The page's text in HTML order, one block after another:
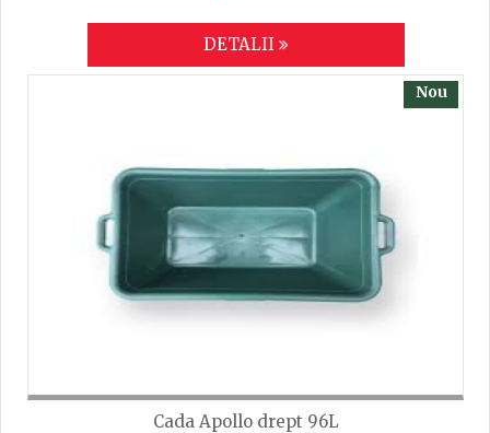
DETALII
Nou
Cada Apollo drept 96L